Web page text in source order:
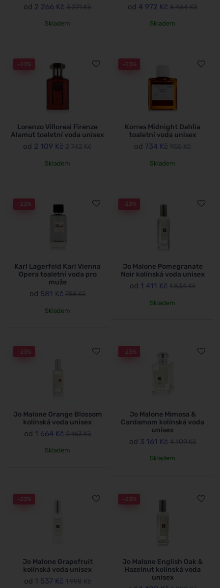
od 2 266 Kč 3 271 Kč
Skladem
od 4 972 Kč 6 464 Kč
Skladem
-23%
Lorenzo Villoresi Firenze
Alamut toaletní voda unisex
od 2 109 Kč 2 742 Kč
Skladem
-23%
Korres Midnight Dahlia
toaletní voda unisex
od 734 Kč 955 Kč
Skladem
-23%
Karl Lagerfeld Karl Vienna
Opera toaletní voda pro
muže
od 581 Kč 755 Kč
Skladem
-23%
Jo Malone Pomegranate
Noir kolínská voda unisex
od 1 411 Kč 1 834 Kč
Skladem
-23%
Jo Malone Orange Blossom
kolínská voda unisex
od 1 664 Kč 2 163 Kč
Skladem
-23%
Jo Malone Mimosa &
Cardamom kolínská voda
unisex
od 3 161 Kč 4 109 Kč
Skladem
-23%
Jo Malone Grapefruit
kolínská voda unisex
od 1 537 Kč 1 998 Kč
-23%
Jo Malone English Oak &
Hazelnut kolínská voda
unisex